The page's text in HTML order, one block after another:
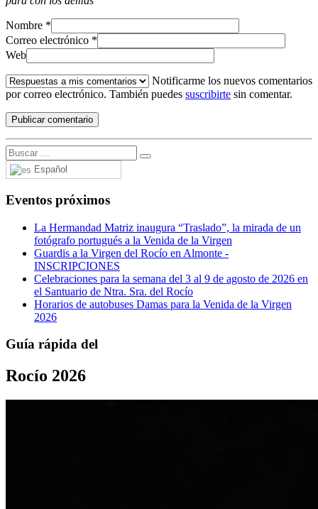
Nombre *
Correo electrónico *
Web
Notificarme los nuevos comentarios
por correo electrónico. También puedes suscribirte sin comentar.
Español
Eventos próximos
La Hermandad Matriz inaugura “Traslado”, la mirada de un
fotógrafo portugués a la Venida de la Virgen
Guardis a la Virgen del Rocío en Almonte -
INSCRIPCIONES
Celebraciones para la semana del 3 al 9 de agosto de 2026 en
el Santuario de Ntra. Sra. del Rocío
Horarios de autobuses Damas para la Venida de la Virgen
2026
Guía rápida del
Rocío 2026